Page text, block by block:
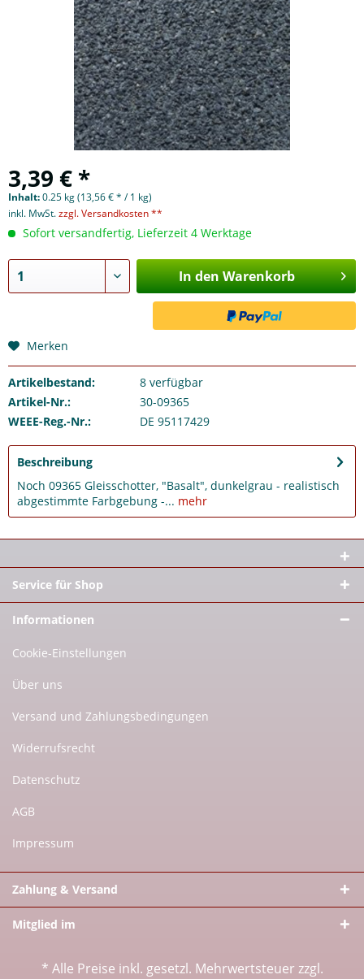
3,39 € *
Inhalt:0.25 kg (13,56 € * / 1 kg)
inkl. MwSt.zzgl. Versandkosten **
Sofort versandfertig, Lieferzeit 4 Werktage
In den Warenkorb
Merken
Artikelbestand: 8verfügbar
Artikel-Nr.:
30-09365
WEEE-Reg.-Nr.:
DE 95117429
Beschreibung
Noch 09365 Gleisschotter, "Basalt", dunkelgrau - realistisch
abgestimmte Farbgebung -... mehr
Service für Shop
Informationen
Cookie-Einstellungen
Über uns
Versand und Zahlungsbedingungen
Widerrufsrecht
Datenschutz
AGB
Impressum
Zahlung & Versand
Mitglied im
* Alle Preise inkl. gesetzl. Mehrwertsteuer zzgl.